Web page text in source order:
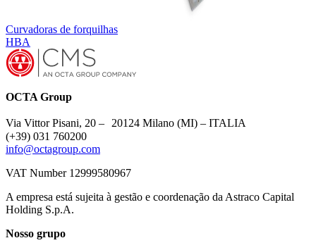
Curvadoras de forquilhas
HBA
OCTA Group
Via Vittor Pisani, 20 – 20124 Milano (MI) – ITALIA
(+39) 031 760200
info@octagroup.com
VAT Number 12999580967
A empresa está sujeita à gestão e coordenação da Astraco Capital
Holding S.p.A.
Nosso grupo